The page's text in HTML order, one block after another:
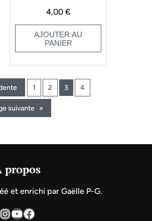
4,00 €
AJOUTER AU
PANIER
1 2 3 4
suivante »
propos
et enrichi par Gaëlle P-G.
YouTube Facebook